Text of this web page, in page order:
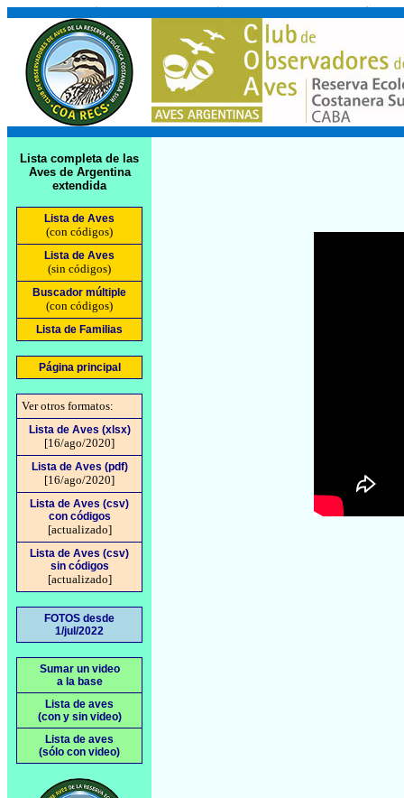
Lista completa de las
Aves de Argentina
extendida
Lista de Aves
(con códigos)
Lista de Aves
(sin códigos)
Buscador múltiple
(con códigos)
Lista de Familias
Página principal
Ver otros formatos:
Lista de Aves (xlsx)
[16/ago/2020]
Lista de Aves (pdf)
[16/ago/2020]
Lista de Aves (csv)
con códigos
[actualizado]
Lista de Aves (csv)
sin códigos
[actualizado]
FOTOS desde
1/jul/2022
Sumar un video
a la base
Lista de aves
(con y sin video)
Lista de aves
(sólo con video)